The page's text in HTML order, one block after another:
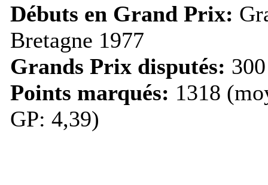
Débuts en Grand Prix:
Bretagne 1977
Grands Prix disputés: 300
Points marqués: 1318
GP: 4,39)